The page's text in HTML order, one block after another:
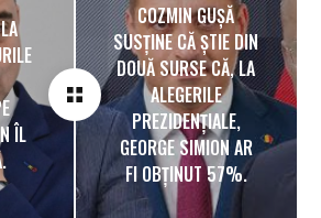
ÎL
COZMIN GUȘĂ
SUSȚINE CĂ ȘTIE DIN
DOUĂ SURSE CĂ, LA
ALEGERILE
PREZIDENȚIALE,
GEORGE SIMION AR
FI OBȚINUT 57%.